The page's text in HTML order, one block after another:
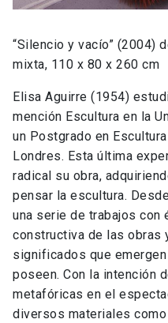
“Silencio y vacío” (2004)
mixta, 110 x 80 x 260 cm
Elisa Aguirre (1954)
mención Escultura en la
un Postgrado en
Londres. Esta última
radical su obra,
pensar la escultura.
una serie de trabajos con
constructiva de las obras
significados que
poseen. Con la intención
metafóricas en el
diversos materiales como